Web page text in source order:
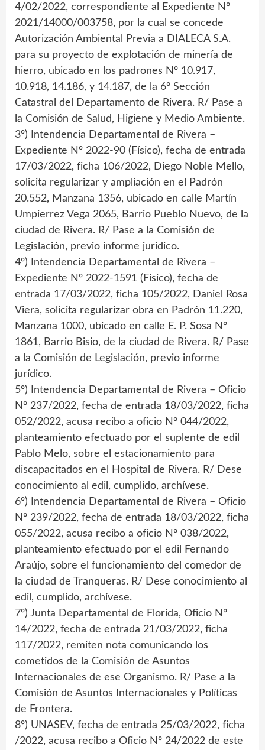
4/02/2022, correspondiente al Expediente Nº
2021/14000/003758, por la cual se concede
Autorización Ambiental Previa a DIALECA S.A.
para su proyecto de explotación de minería de
hierro, ubicado en los padrones Nº 10.917,
10.918, 14.186, y 14.187, de la 6º Sección
Catastral del Departamento de Rivera. R/ Pase a
la Comisión de Salud, Higiene y Medio Ambiente.
3º) Intendencia Departamental de Rivera –
Expediente Nº 2022-90 (Físico), fecha de entrada
17/03/2022, ficha 106/2022, Diego Noble Mello,
solicita regularizar y ampliación en el Padrón
20.552, Manzana 1356, ubicado en calle Martín
Umpierrez Vega 2065, Barrio Pueblo Nuevo, de la
ciudad de Rivera. R/ Pase a la Comisión de
Legislación, previo informe jurídico.
4º) Intendencia Departamental de Rivera –
Expediente Nº 2022-1591 (Físico), fecha de
entrada 17/03/2022, ficha 105/2022, Daniel Rosa
Viera, solicita regularizar obra en Padrón 11.220,
Manzana 1000, ubicado en calle E. P. Sosa Nº
1861, Barrio Bisio, de la ciudad de Rivera. R/ Pase
a la Comisión de Legislación, previo informe
jurídico.
5º) Intendencia Departamental de Rivera – Oficio
Nº 237/2022, fecha de entrada 18/03/2022, ficha
052/2022, acusa recibo a oficio Nº 044/2022,
planteamiento efectuado por el suplente de edil
Pablo Melo, sobre el estacionamiento para
discapacitados en el Hospital de Rivera. R/ Dese
conocimiento al edil, cumplido, archívese.
6º) Intendencia Departamental de Rivera – Oficio
Nº 239/2022, fecha de entrada 18/03/2022, ficha
055/2022, acusa recibo a oficio Nº 038/2022,
planteamiento efectuado por el edil Fernando
Araújo, sobre el funcionamiento del comedor de
la ciudad de Tranqueras. R/ Dese conocimiento al
edil, cumplido, archívese.
7º) Junta Departamental de Florida, Oficio Nº
14/2022, fecha de entrada 21/03/2022, ficha
117/2022, remiten nota comunicando los
cometidos de la Comisión de Asuntos
Internacionales de ese Organismo. R/ Pase a la
Comisión de Asuntos Internacionales y Políticas
de Frontera.
8º) UNASEV, fecha de entrada 25/03/2022, ficha
/2022, acusa recibo a Oficio Nº 24/2022 de este